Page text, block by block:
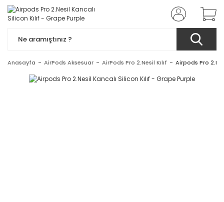
Anasayfa AirPods Aksesuar AirPods Pro 2.Nesil Kılıf Airpods Pro